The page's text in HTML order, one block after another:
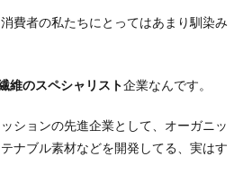
費者の私たちにとってはあまり馴染み
維のスペシャリスト企業なんです。
ションの先進企業として、オーガニッ
ナブル素材などを開発してる、実はす